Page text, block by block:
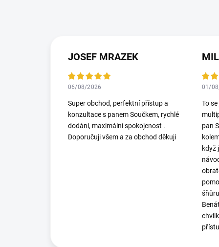
JOSEF MRAZEK
06/08/2026
Super obchod, perfektní přístup a
konzultace s panem Součkem, rychlé
dodání, maximální spokojenost .
Doporučuji všem a za obchod děkuji
01/
To
pan
když